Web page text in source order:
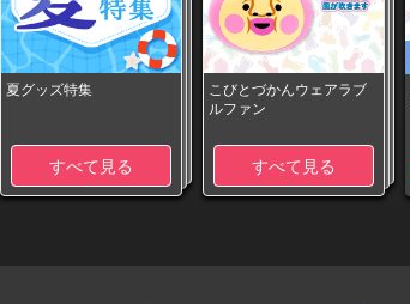
夏グッズ特集
すべて見る
こびとづかんウェアラブ
ルファン
すべて見る